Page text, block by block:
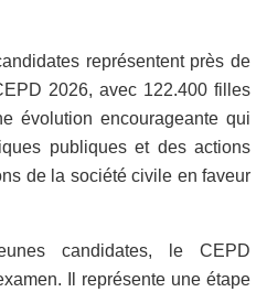
représentent près de
2026, avec 122.400 filles
évolution encourageante qui
publiques et des actions
de la société civile en faveur
candidates, le CEPD
Il représente une étape